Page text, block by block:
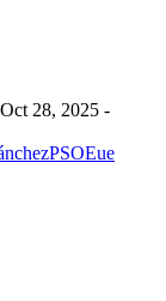
28, 2025 -
PSOEue